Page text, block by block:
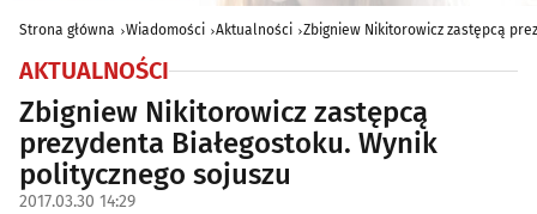
Strona główna Wiadomości Aktualności Zbigniew Nikitorowicz zastępcą
AKTUALNOŚCI
Zbigniew Nikitorowicz zastępcą
prezydenta Białegostoku. Wynik
politycznego sojuszu
2017.03.30 14:29